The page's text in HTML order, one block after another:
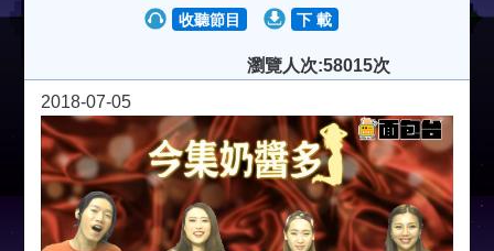
收聽節目 下 載
瀏覽人次:58015次
2018-07-05